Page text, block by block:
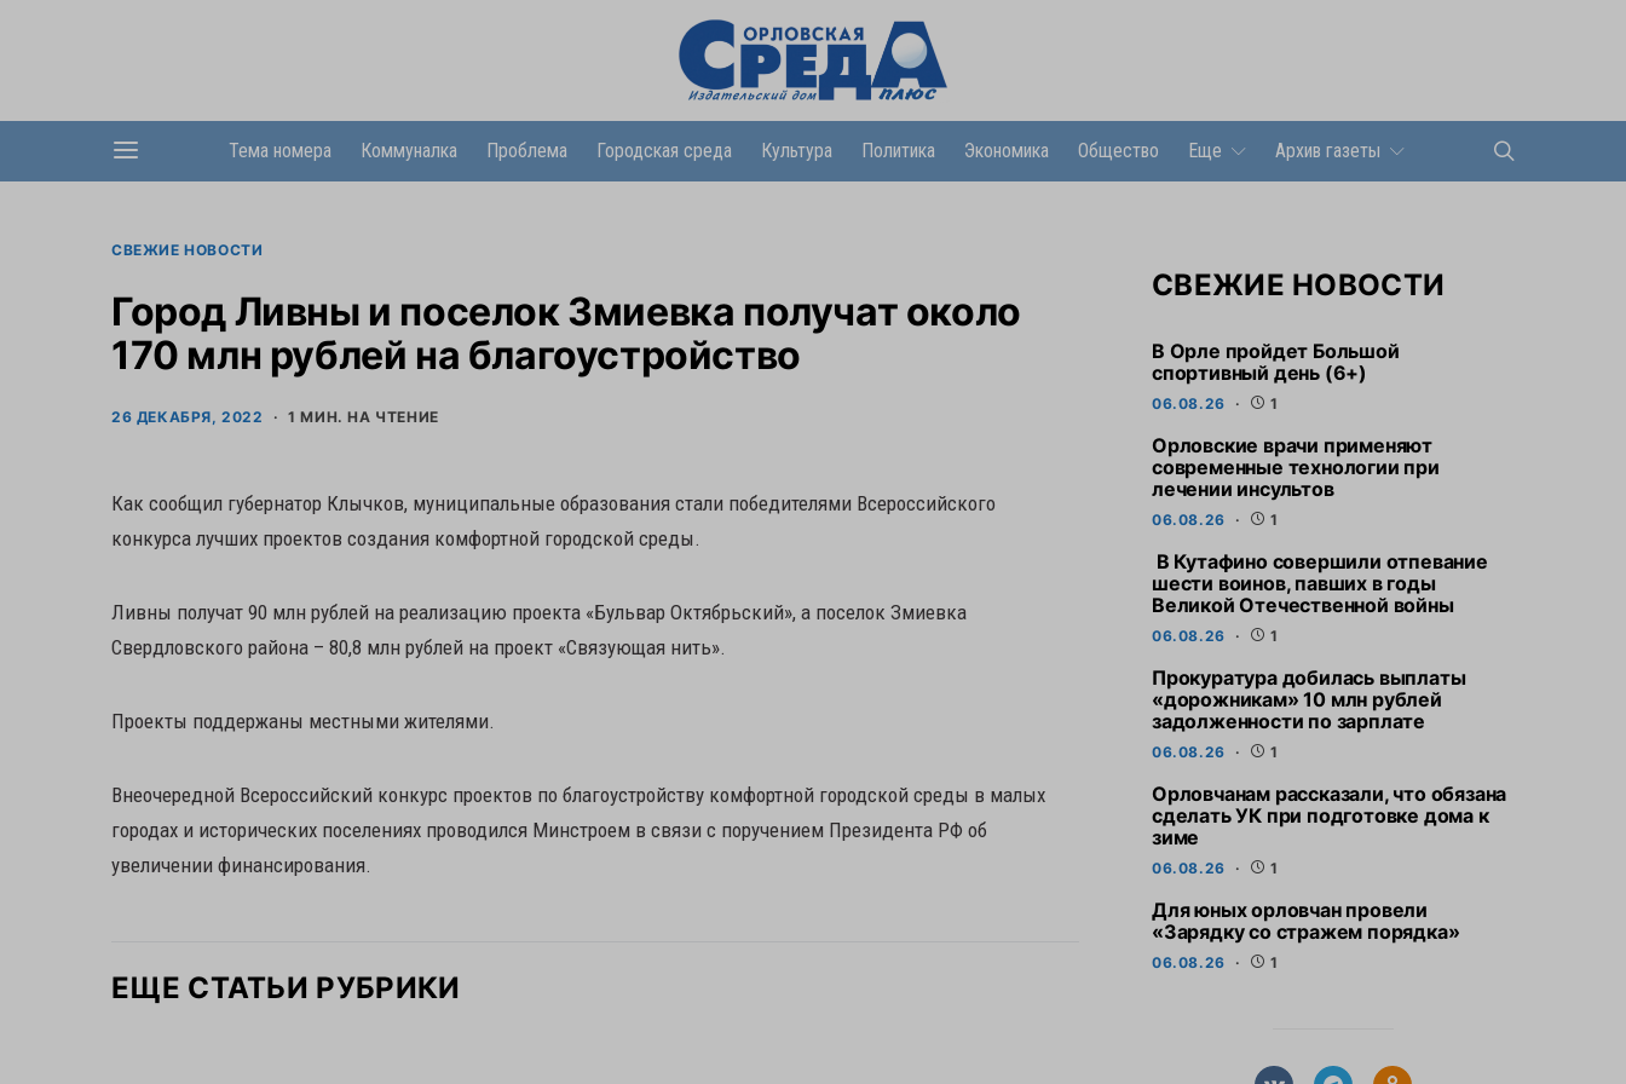
Тема номера Коммуналка Проблема Городская среда Культура Политика Экономика Общество Еще Архив газеты
СВЕЖИЕ НОВОСТИ
Город Ливны и поселок Змиевка получат около
170 млн рублей на благоустройство
26 ДЕКАБРЯ, 2022 1 МИН. НА ЧТЕНИЕ
Как сообщил губернатор Клычков, муниципальные образования стали победителями Всероссийского
конкурса лучших проектов создания комфортной городской среды.
Ливны получат 90 млн рублей на реализацию проекта «Бульвар Октябрьский», а поселок Змиевка
Свердловского района – 80,8 млн рублей на проект «Связующая нить».
Проекты поддержаны местными жителями.
Внеочередной Всероссийский конкурс проектов по благоустройству комфортной городской среды в малых
городах и исторических поселениях проводился Минстроем в связи с поручением Президента РФ об
увеличении финансирования.
ЕЩЕ СТАТЬИ РУБРИКИ
СВЕЖИЕ НОВОСТИ
В Орле пройдет Большой
спортивный день (6+)
06.08.26 1
Орловские врачи применяют
современные технологии при
лечении инсультов
06.08.26 1
В Кутафино совершили отпевание
шести воинов, павших в годы
Великой Отечественной войны
06.08.26 1
Прокуратура добилась выплаты
«дорожникам» 10 млн рублей
задолженности по зарплате
06.08.26 1
Орловчанам рассказали, что обязана
сделать УК при подготовке дома к
зиме
06.08.26 1
Для юных орловчан провели
«Зарядку со стражем порядка»
06.08.26 1